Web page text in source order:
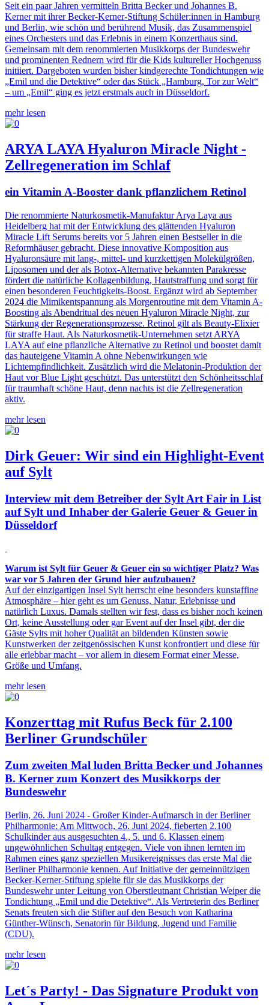
Seit ein paar Jahren vermitteln Britta Becker und Johannes B.
Kerner mit ihrer Becker-Kerner-Stiftung Schüler:innen in Hamburg
und Berlin, wie schön und berührend Musik, das Zusammenspiel
eines Orchesters und das Erlebnis in einem Konzerthaus sind.
Gemeinsam mit dem renommierten Musikkorps der Bundeswehr
und prominenten Rednern wird für die Kids kultureller Hochgenuss
initiiert. Dargeboten wurden bisher kindgerechte Tondichtungen wie
„Emil und die Detektive“ oder das Stück „Hamburg, Tor zur Welt“
– um „Emil“ ging es jetzt erstmals auch in Düsseldorf.
mehr lesen
ARYA LAYA Hyaluron Miracle Night -
Zellregeneration im Schlaf
ein Vitamin A-Booster dank pflanzlichem Retinol
Die renommierte Naturkosmetik-Manufaktur Arya Laya aus
Heidelberg hat mit der Entwicklung des glättenden Hyaluron
Miracle Lift Serums bereits vor 5 Jahren einen Bestseller in die
Reformhäuser gebracht. Diese innovative Komposition aus
Hyaluronsäure mit lang-, mittel- und kurzkettigen Molekülgrößen,
Liposomen und der als Botox-Alternative bekannten Parakresse
fördert die natürliche Kollagenbildung, Hautstraffung und sorgt für
einen besonderen Feuchtigkeits-Boost. Ergänzt wird ab September
2024 die Mimikentspannung als Morgenroutine mit dem Vitamin A-
Boosting als Abendritual des neuen Hyaluron Miracle Night, zur
Stärkung der Regenerationsprozesse. Retinol gilt als Beauty-Elixier
für straffe Haut. Als Naturkosmetik-Unternehmen setzt ARYA
LAYA auf eine pflanzliche Alternative zu Retinol und boostet damit
das hauteigene Vitamin A ohne Nebenwirkungen wie
Lichtempfindlichkeit. Zusätzlich wird die Melatonin-Produktion der
Haut vor Blue Light geschützt. Das unterstützt den Schönheitsschlaf
für traumhaft schöne Haut, denn nachts ist die Zellregeneration
aktiv.
mehr lesen
Dirk Geuer: Wir sind ein Highlight-Event
auf Sylt
Interview mit dem Betreiber der Sylt Art Fair in List
auf Sylt und Inhaber der Galerie Geuer & Geuer in
Düsseldorf
Warum ist Sylt für Geuer & Geuer ein so wichtiger Platz? Was
war vor 5 Jahren der Grund hier aufzubauen?
Auf der einzigartigen Insel Sylt herrscht eine besonders kunstaffine
Atmosphäre – hier geht es um Genuss, Natur, Erlebnisse und
natürlich Luxus. Damals stellten wir fest, dass es bisher noch keinen
Ort, keine Ausstellung oder gar Event auf der Insel gibt, der die
Gäste Sylts mit hoher Qualität an bildenden Künsten sowie
Kunstwerken der zeitgenössischen Kunst konfrontiert und diese für
alle erlebbar macht – vor allem in diesem Format einer Messe,
Größe und Umfang.
mehr lesen
Konzerttag mit Rufus Beck für 2.100
Berliner Grundschüler
Zum zweiten Mal luden Britta Becker und Johannes
B. Kerner zum Konzert des Musikkorps der
Bundeswehr
Berlin, 26. Juni 2024 - Großer Kinder-Aufmarsch in der Berliner
Philharmonie: Am Mittwoch, 26. Juni 2024, fieberten 2.100
Schulkinder aus ausgesuchten 4., 5. und 6. Klassen einem
ungewöhnlichen Schultag entgegen. Viele von ihnen lernten im
Rahmen eines ganz speziellen Musikereignisses das erste Mal die
Berliner Philharmonie kennen. Auf Initiative der gemeinnützigen
Becker-Kerner-Stiftung spielte für sie das Musikkorps der
Bundeswehr unter Leitung von Oberstleutnant Christian Weiper die
Tondichtung „Emil und die Detektive“. Als Vertreterin des Berliner
Senats freuten sich die Stifter auf den Besuch von Katharina
Günther-Wünsch, Senatorin für Bildung, Jugend und Familie
(CDU).
mehr lesen
Let´s Party! - Das Signature Produkt von